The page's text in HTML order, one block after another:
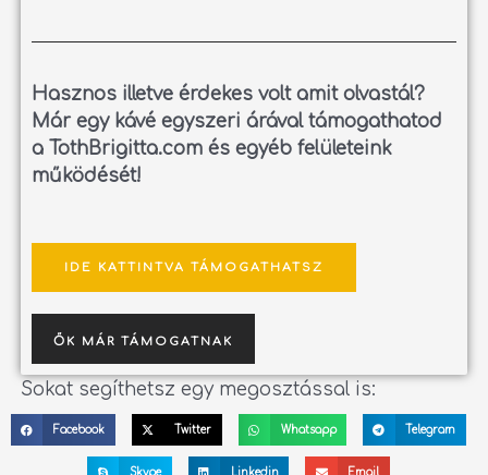
Hasznos illetve érdekes volt amit olvastál?
Már egy kávé egyszeri árával támogathatod
a TothBrigitta.com és egyéb felületeink
működését!
IDE KATTINTVA TÁMOGATHATSZ
ŐK MÁR TÁMOGATNAK
Sokat segíthetsz egy megosztással is:
Facebook Twitter Whatsapp Telegram
Skype Linkedin Email